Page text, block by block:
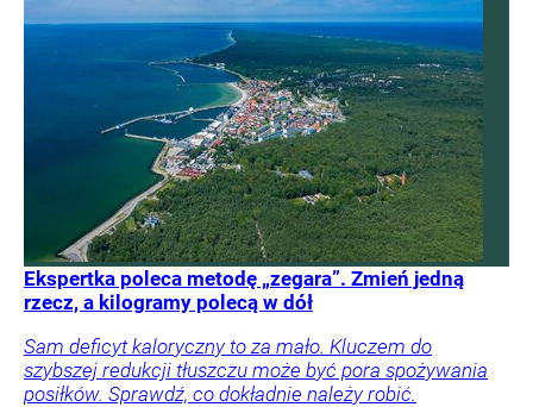
Ekspertka poleca metodę „zegara”. Zmień jedną
rzecz, a kilogramy polecą w dół
Sam deficyt kaloryczny to za mało. Kluczem do
szybszej redukcji tłuszczu może być pora spożywania
posiłków. Sprawdź, co dokładnie należy robić.